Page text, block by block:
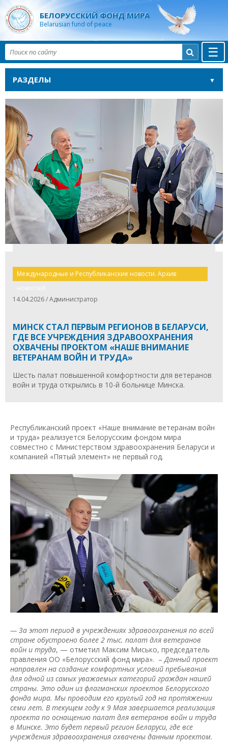
БЕЛОРУССКИЙ ФОНД МИРА
Belarusian fund of peace
☰

РАЗДЕЛЫ
Международные и Республиканские новости. Архив
14.04.2026 / Администратор
МИНСК СТАЛ ПЕРВЫМ РЕГИОНОВ В БЕЛАРУСИ,
ГДЕ ВСЕ УЧРЕЖДЕНИЯ ЗДРАВООХРАНЕНИЯ
ОХВАЧЕНЫ ПРОЕКТОМ «НАШЕ ВНИМАНИЕ
ВЕТЕРАНАМ ВОЙН И ТРУДА»
Шесть палат повышенной комфортности для ветеранов
войн и труда открылись в 10-й больнице Минска.
Республиканский проект «Наше внимание ветеранам войн
и труда» реализуется Белорусским фондом мира
совместно с Министерством здравоохранения Беларуси и
компанией «Пятый элемент» не первый год.
— За этот период в учреждениях здравоохранения по всей
стране обустроено более 2 тыс. палат для ветеранов
войн и труда, — отметил Максим Мисько, председатель
правления ОО «Белорусский фонд мира». –Данный проект
направлен на создание комфортных условий пребывания
для одной из самых уважаемых категорий граждан нашей
страны. Это один из флагманских проектов Белорусского
фонда мира. Мы проводим его круглый год на протяжении
семи лет. В текущем году к 9 Мая завершается реализация
проекта по оснащению палат для ветеранов войн и труда
в Минске. Это будет первый регион Беларуси, где все
учреждения здравоохранения охвачены данным проектом.